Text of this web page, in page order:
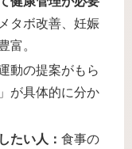
タボ改善、妊娠
富。
動の提案がもら
が具体的に分か
たい人：食事の